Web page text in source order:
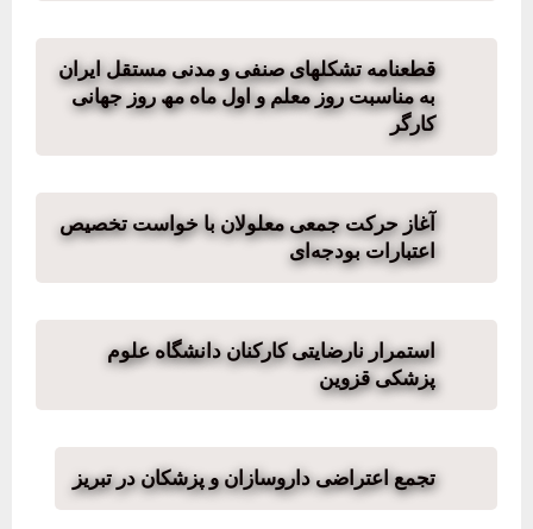
قطعنامه تشکلھای صنفی و مدنی مستقل ایران
به مناسبت روز معلم و اول ماه مھ روز جھانی
کارگر
آغاز حرکت جمعی معلولان با خواست تخصیص
اعتبارات بودجه‌ای
استمرار نارضایتی کارکنان دانشگاه علوم
پزشکی قزوین
تجمع اعتراضی داروسازان و پزشکان در تبریز